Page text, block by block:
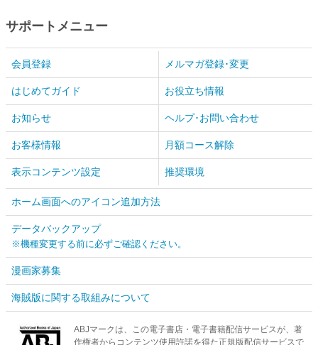
サポートメニュー
会員登録 メルマガ登録･変更
はじめてガイド お役立ち情報
お知らせ ヘルプ･お問い合わせ
お客様情報 月額コース解除
表示コンテンツ設定 推奨環境
ホーム画面へのアイコン追加方法
データバックアップ
※機種変更する前に必ずご確認ください。
漫画家募集
海賊版に関する取組みについて
ABJマークは、この電子書店・電子書籍配信サービスが、著
作権者からコンテンツ使用許諾を得た正規版配信サービスで